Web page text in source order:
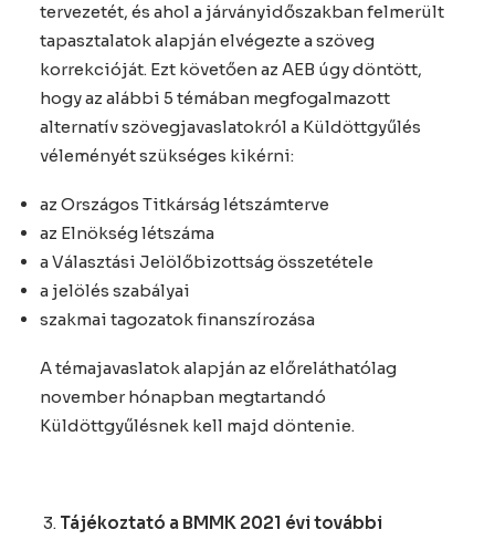
tervezetét, és ahol a járványidőszakban felmerült
tapasztalatok alapján elvégezte a szöveg
korrekcióját. Ezt követően az AEB úgy döntött,
hogy az alábbi 5 témában megfogalmazott
alternatív szövegjavaslatokról a Küldöttgyűlés
véleményét szükséges kikérni:
az Országos Titkárság létszámterve
az Elnökség létszáma
a Választási Jelölőbizottság összetétele
a jelölés szabályai
szakmai tagozatok finanszírozása
A témajavaslatok alapján az előreláthatólag
november hónapban megtartandó
Küldöttgyűlésnek kell majd döntenie.
Tájékoztató a BMMK 2021 évi további